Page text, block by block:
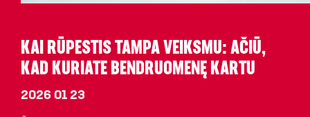
KAI RŪPESTIS TAMPA VEIKSMU: AČIŪ,
KAD KURIATE BENDRUOMENĘ KARTU
2026 01 23